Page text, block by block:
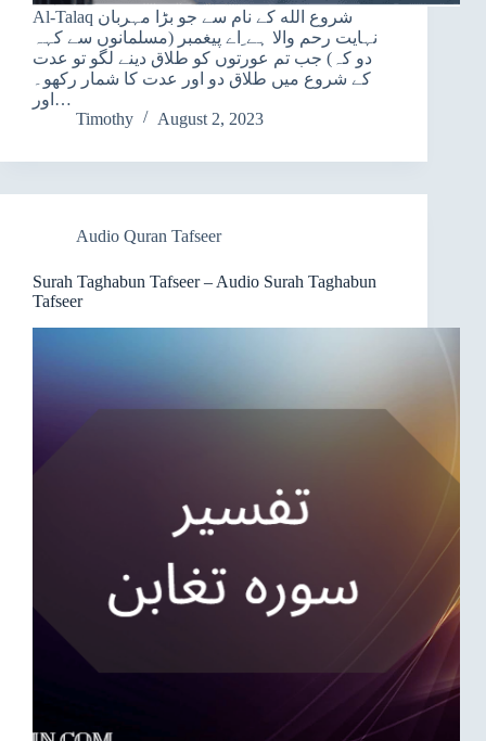
Al-Talaq شروع الله کے نام سے جو بڑا مہربان
نہایت رحم والا ہے ِاے پیغمبر (مسلمانوں سے کہہ
دو کہ) جب تم عورتوں کو طلاق دینے لگو تو عدت
کے شروع میں طلاق دو اور عدت کا شمار رکھو۔
اور…
Timothy
August 2, 2023
Audio Quran Tafseer
Surah Taghabun Tafseer – Audio Surah Taghabun
Tafseer